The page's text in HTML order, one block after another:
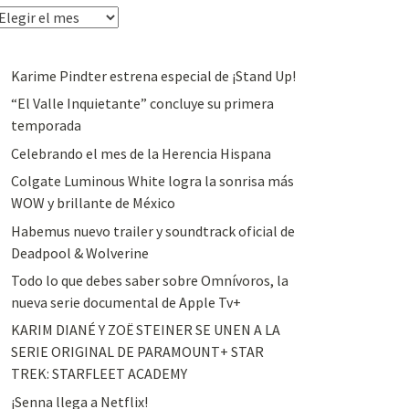
Karime Pindter estrena especial de ¡Stand Up!
“El Valle Inquietante” concluye su primera
temporada
Celebrando el mes de la Herencia Hispana
Colgate Luminous White logra la sonrisa más
WOW y brillante de México
Habemus nuevo trailer y soundtrack oficial de
Deadpool & Wolverine
Todo lo que debes saber sobre Omnívoros, la
nueva serie documental de Apple Tv+
KARIM DIANÉ Y ZOË STEINER SE UNEN A LA
SERIE ORIGINAL DE PARAMOUNT+ STAR
TREK: STARFLEET ACADEMY
¡Senna llega a Netflix!